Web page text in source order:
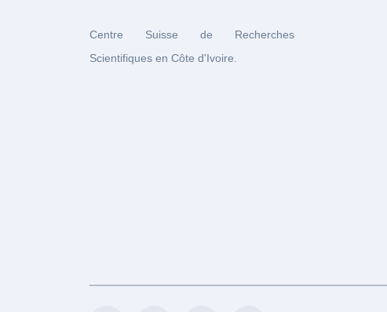
Centre Suisse de Recherches
Scientifiques en Côte d'Ivoire.